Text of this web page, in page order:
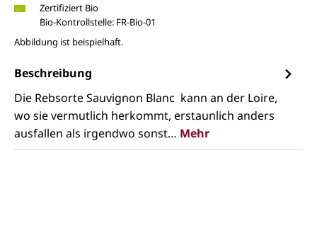
Zertifiziert Bio
Bio-Kontrollstelle: FR-Bio-01
Abbildung ist beispielhaft.
Beschreibung
Die Rebsorte Sauvignon Blanc kann an der Loire,
wo sie vermutlich herkommt, erstaunlich anders
ausfallen als irgendwo sonst… Mehr